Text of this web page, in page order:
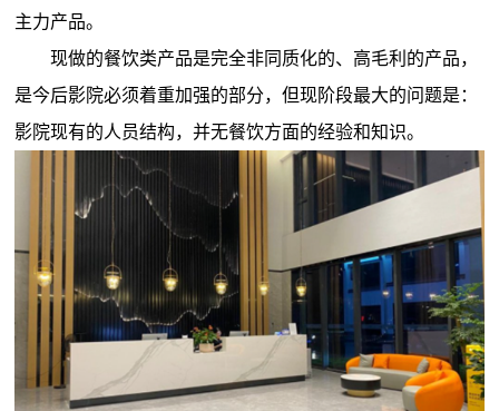
主力产品。
现做的餐饮类产品是完全非同质化的、高毛利的产品，
是今后影院必须着重加强的部分，但现阶段最大的问题是：
影院现有的人员结构，并无餐饮方面的经验和知识。